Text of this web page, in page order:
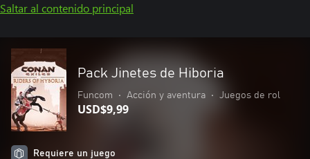
Saltar al contenido principal
Pack Jinetes de Hiboria
Funcom • Acción y aventura • Juegos de rol
USD$9,99
Requiere un juego